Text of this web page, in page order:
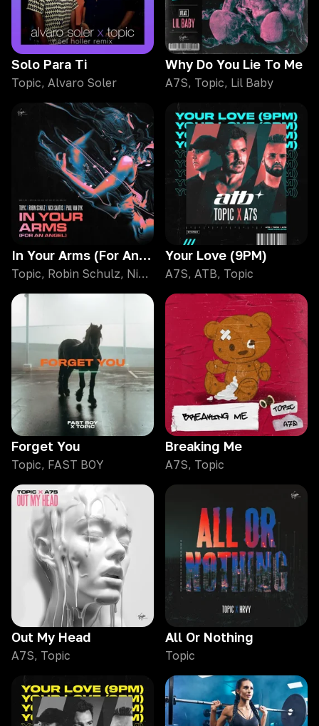
Solo Para Ti
Topic, Alvaro Soler
Why Do You Lie To Me
A7S, Topic, Lil Baby
In Your Arms (For An Angel)
Topic, Robin Schulz, Nico Santos, Paul Van Dyk
Your Love (9PM)
A7S, ATB, Topic
Forget You
Topic, FAST BOY
‎Breaking Me
A7S, Topic
Out My Head
A7S, Topic
All Or Nothing
Topic